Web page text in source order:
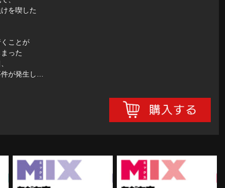
を喫した
ことが
った
件が発生し…